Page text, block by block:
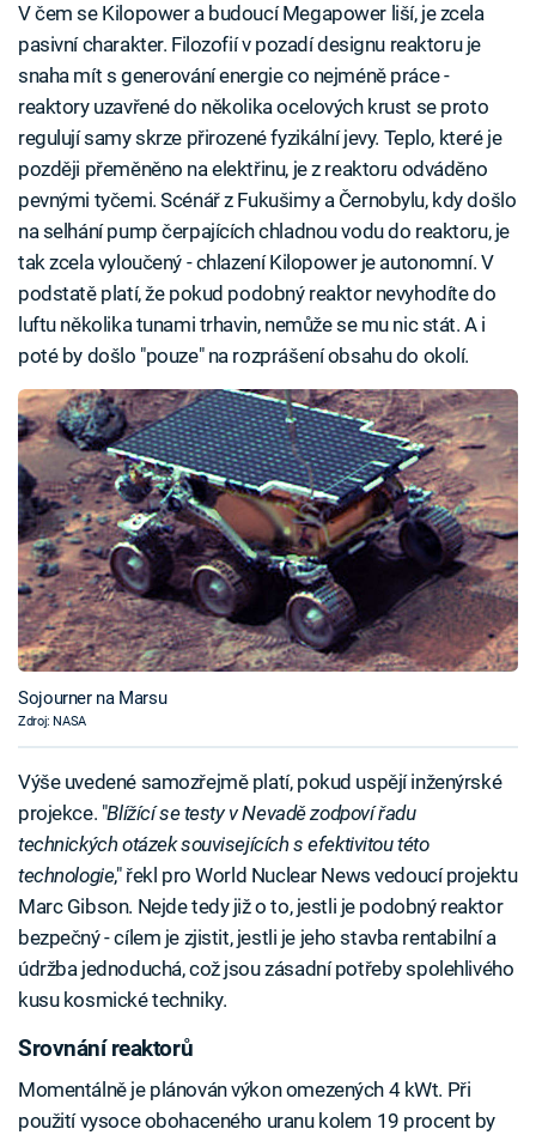
V čem se Kilopower a budoucí Megapower liší, je zcela
pasivní charakter. Filozofií v pozadí designu reaktoru je
snaha mít s generování energie co nejméně práce -
reaktory uzavřené do několika ocelových krust se proto
regulují samy skrze přirozené fyzikální jevy. Teplo, které je
později přeměněno na elektřinu, je z reaktoru odváděno
pevnými tyčemi. Scénář z Fukušimy a Černobylu, kdy došlo
na selhání pump čerpajících chladnou vodu do reaktoru, je
tak zcela vyloučený - chlazení Kilopower je autonomní. V
podstatě platí, že pokud podobný reaktor nevyhodíte do
luftu několika tunami trhavin, nemůže se mu nic stát. A i
poté by došlo "pouze" na rozprášení obsahu do okolí.
Sojourner na Marsu
Zdroj: NASA
Výše uvedené samozřejmě platí, pokud uspějí inženýrské
projekce. "Blížící se testy v Nevadě zodpoví řadu
technických otázek souvisejících s efektivitou této
technologie," řekl pro World Nuclear News vedoucí projektu
Marc Gibson. Nejde tedy již o to, jestli je podobný reaktor
bezpečný - cílem je zjistit, jestli je jeho stavba rentabilní a
údržba jednoduchá, což jsou zásadní potřeby spolehlivého
kusu kosmické techniky.
Srovnání reaktorů
Momentálně je plánován výkon omezených 4 kWt. Při
použití vysoce obohaceného uranu kolem 19 procent by